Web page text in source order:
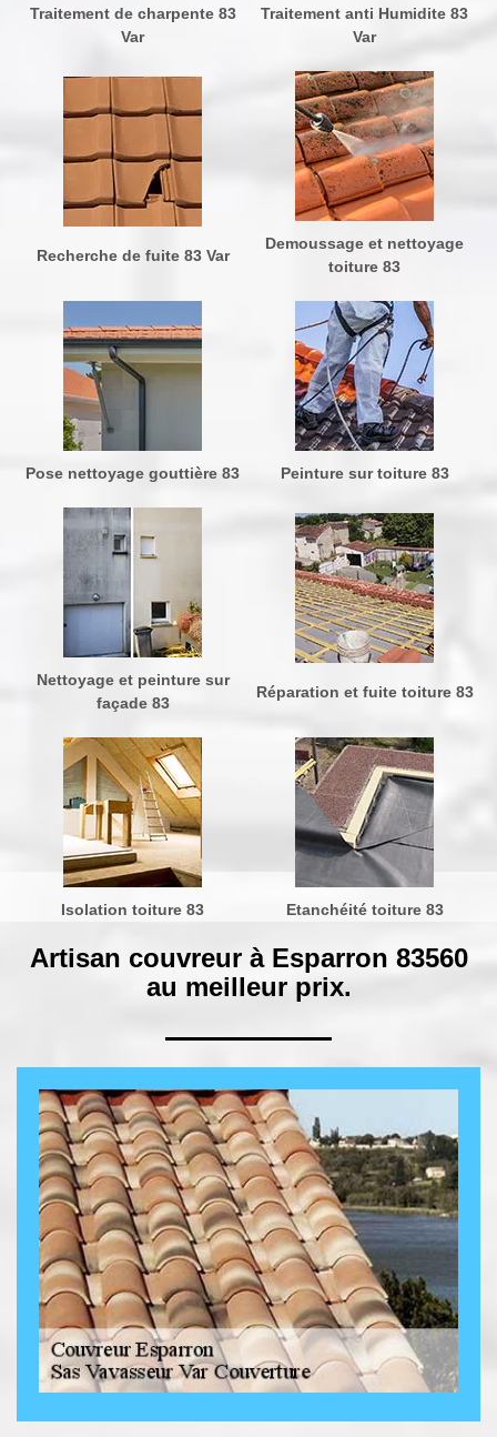
Traitement de charpente 83
Var
Traitement anti Humidite 83
Var
Recherche de fuite 83 Var
Demoussage et nettoyage
toiture 83
Pose nettoyage gouttière 83 Peinture sur toiture 83
Nettoyage et peinture sur
façade 83
Réparation et fuite toiture 83
Isolation toiture 83 Etanchéité toiture 83
Artisan couvreur à Esparron 83560
au meilleur prix.